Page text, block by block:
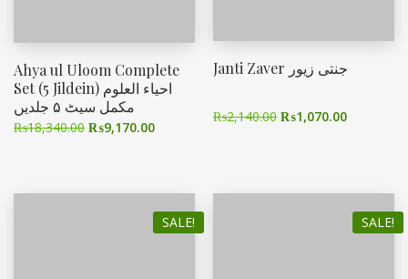
Ahya ul Uloom Complete
Set (5 Jildein) احیاء العلوم
مکمل سیٹ ۵ جلدیں
₨18,340.00 ₨9,170.00
Janti Zaver جنتی زیور
₨2,140.00 ₨1,070.00
SALE! SALE!